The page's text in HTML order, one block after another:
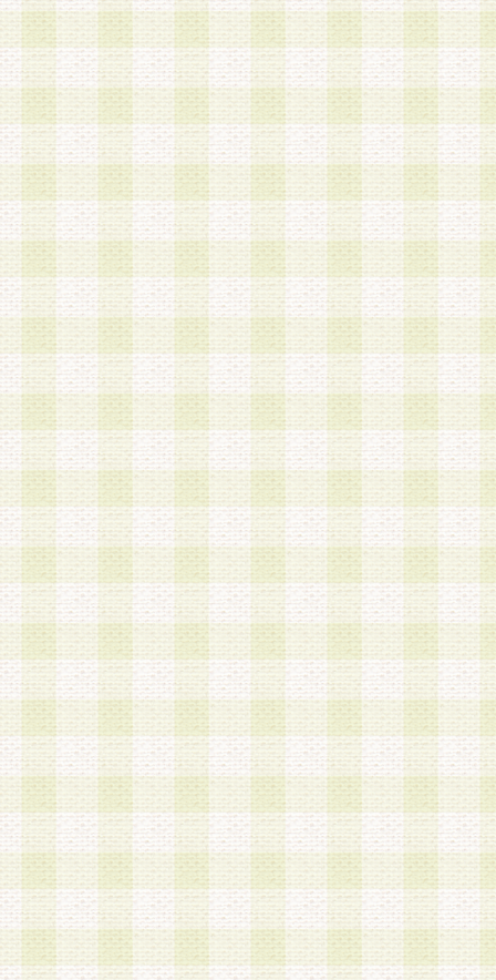
す。なお、これら事項以外の目的で個人情報を利
かじめ会員の同意を得たうえで利用するものとし
a.本サービスの実施または運営
b.本サービスに係る謝礼、景品、調査サンプル品
c.会員からの電話、メール等の問い合わせなどへ
d.その他これらに付随する業務
2.当社は、会員個人を識別することのできる情報
会員情報を本人の承諾なく第三者に開示すること
人を識別できる情報について第三者に開示または
社は事前に会員本人の同意を得るものとします。
3.前項の定めに拘わらず、当社は、以下の目的に
意を 得ることなく、会員個人を識別できる情報
づき選定した委託業者に対して当社の責任におい
できるものとします。な お、当社は、当該委託
契約を締結しこれを遵守させるとともに、本規約
の注意をもって当該情報を使用させるものとし ま
a.本サービスに係る謝礼、景品、調査サンプル品
b.会員からの電話、メール等の問い合わせなどへ
c.モバイルリサーチ、またはグループ形式による
実施もしくは運営
d.その他これらに付随する業務
4.会員は、住所、電話番号その他の登録情報につ
合は、速やかに当社所定の変更手続きを行うもの
5.当社は、必要と認めた場合、会員に対して、電
手段により登録情報の対象者が会員登録者本人で
の内容が正確であること、アンケートの回答内容
うことができるものとます。
6.会員は、会員登録後当社が定期的に行う登録情
して、当社指定の期間内に更新手続きを行うもの
該期間内に更新手続きを行わない場合、その時点
発行したポイントは失効されるものとします。